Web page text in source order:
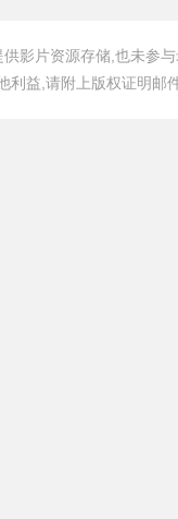
影片资源存储,也未参
利益,请附上版权证明